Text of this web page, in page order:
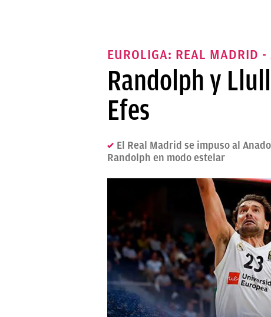
EUROLIGA: REAL MADRID -
Randolph y
Efes
El Real Madrid se impuso al
Randolph en modo estelar